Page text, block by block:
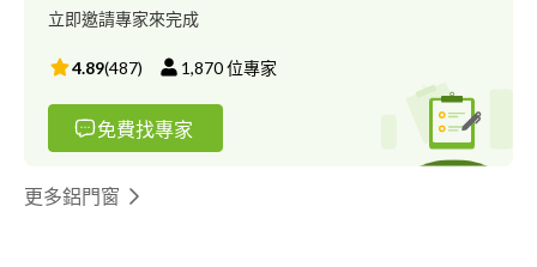
立即邀請專家來完成
4.89(487) 1,870位專家
免費找專家
更多鋁門窗